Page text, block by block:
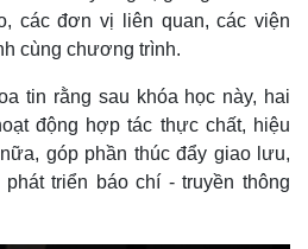
các đơn vị liên quan, các viện
cùng chương trình.
tin rằng sau khóa học này, hai
động hợp tác thực chất, hiệu
góp phần thúc đẩy giao lưu,
triển báo chí - truyền thông